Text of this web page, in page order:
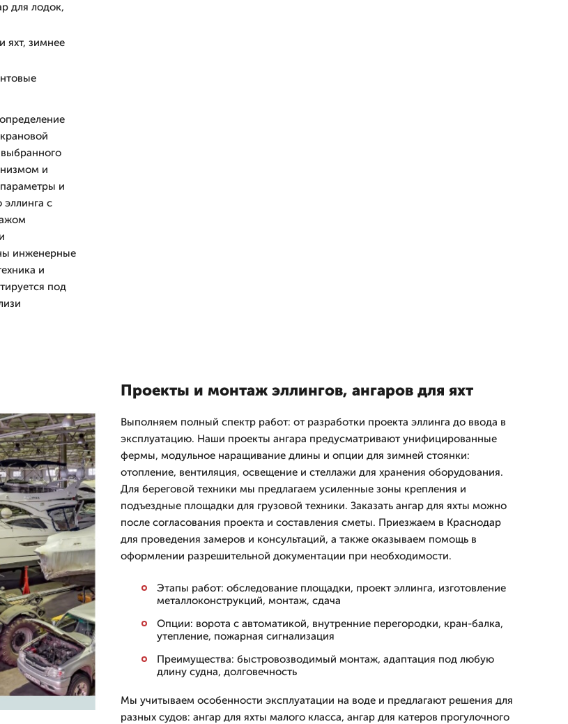
для лодок,
яхт, зимнее
и
и
с
инженерные
и
под
Проекты и монтаж эллингов, ангаров для яхт
Выполняем полный спектр работ: от разработки проекта эллинга до ввода в
эксплуатацию. Наши проекты ангара предусматривают унифицированные
фермы, модульное наращивание длины и опции для зимней стоянки:
отопление, вентиляция, освещение и стеллажи для хранения оборудования.
Для береговой техники мы предлагаем усиленные зоны крепления и
подъездные площадки для грузовой техники. Заказать ангар для яхты можно
после согласования проекта и составления сметы. Приезжаем в Краснодар
для проведения замеров и консультаций, а также оказываем помощь в
оформлении разрешительной документации при необходимости.
Этапы работ: обследование площадки, проект эллинга, изготовление
металлоконструкций, монтаж, сдача
Опции: ворота с автоматикой, внутренние перегородки, кран-балка,
утепление, пожарная сигнализация
Преимущества: быстровозводимый монтаж, адаптация под любую
длину судна, долговечность
Мы учитываем особенности эксплуатации на воде и предлагают решения для
разных судов: ангар для яхты малого класса, ангар для катеров прогулочного